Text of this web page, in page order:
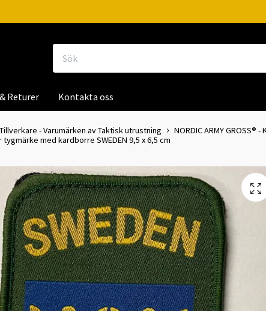
Returer Kontakta oss
- Varumärken av Taktisk utrustning
NORDIC ARMY GROSS®
med kardborre SWEDEN 9,5 x 6,5 cm